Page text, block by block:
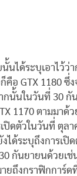
นได้ระบุเอาไว้ว่
คือ GTX 1180 ซึ่
กนั้นในวันที่ 30 กั
1170 ตามมาด้
ปิดตัวในวันที่ ตุล
งได้ระบุถึงการเปิ
กันยายนด้วยเช่
ยถึงกราฟิกการ์ด